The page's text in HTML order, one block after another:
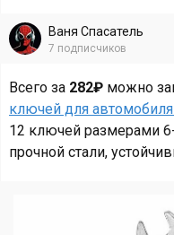
Ваня Спасатель
7 подписчиков
Всего за 282₽ можно
ключей для автомобиля
12 ключей размерами
прочной стали,